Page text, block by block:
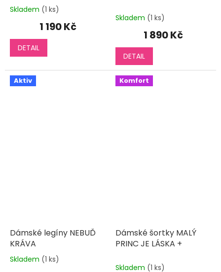
Průměrné
je
5,0
z
hvězdiček.
Skladem (1 ks)
1 190 Kč
DETAIL
Skladem (1 ks)
1 890 Kč
DETAIL
Aktiv
Dámské legíny NEBUĎ
KRÁVA
Průměrné
Skladem (1 ks)
Komfort
Dámské šortky MALÝ
PRINC JE LÁSKA +
Skladem (1 ks)